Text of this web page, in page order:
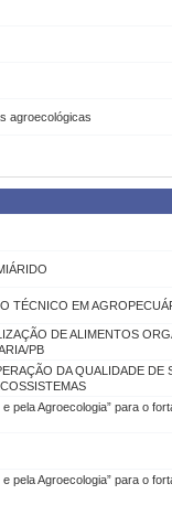
agroecológicas
TÉCNICO EM
DE ALIMENTOS
PB
DA QUALIDADE DE
pela Agroecologia” para o
pela Agroecologia” para o